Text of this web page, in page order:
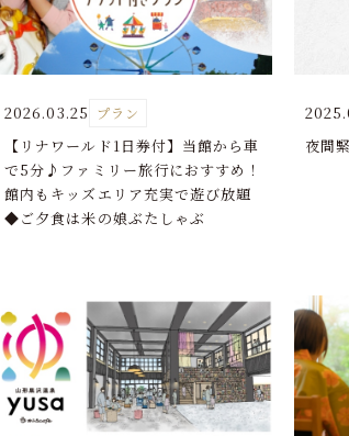
2026.03.25 プラン
【リナワールド1日券付】当館から車
で5分♪ファミリー旅行におすすめ！
館内もキッズエリア充実で遊び放題
◆ご夕食は米の娘ぶたしゃぶ
夜間
日付未定
Tel. 0570-00-5511[ 受付 9:00～18:00 ]
ようこそ、ゆさへ
おふろCafé
お料理
お部屋
館内案内
観光案内